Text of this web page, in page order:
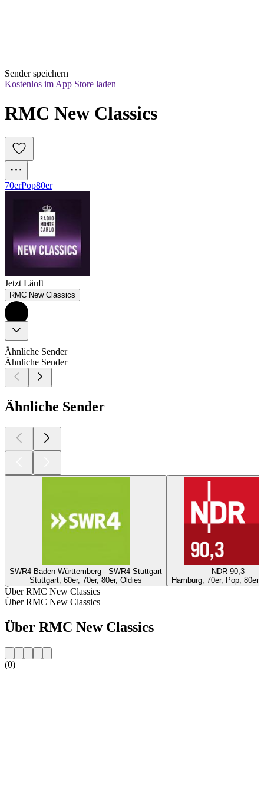
Sender speichern
Kostenlos im App Store laden
RMC New Classics
70erPop80er
Jetzt Läuft
RMC New Classics
Ähnliche Sender
Ähnliche Sender
Ähnliche Sender
SWR4 Baden-Württemberg - SWR4 Stuttgart
Stuttgart, 60er, 70er, 80er, Oldies
NDR 90,3
Hamburg, 70er, Pop, 80er,
Über RMC New Classics
Über RMC New Classics
Über RMC New Classics
(0)